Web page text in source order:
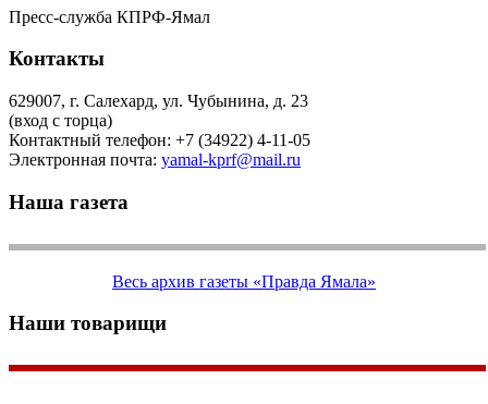
Пресс-служба КПРФ-Ямал
Контакты
629007, г. Салехард, ул. Чубынина, д. 23
(вход с торца)
Контактный телефон: +7 (34922) 4-11-05
Электронная почта: yamal-kprf@mail.ru
Наша газета
Весь архив газеты «Правда Ямала»
Наши товарищи